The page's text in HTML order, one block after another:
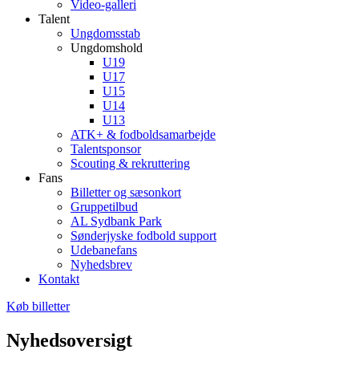
Video-galleri
Talent
Ungdomsstab
Ungdomshold
U19
U17
U15
U14
U13
ATK+ & fodboldsamarbejde
Talentsponsor
Scouting & rekruttering
Fans
Billetter og sæsonkort
Gruppetilbud
AL Sydbank Park
Sønderjyske fodbold support
Udebanefans
Nyhedsbrev
Kontakt
Køb billetter
Nyhedsoversigt